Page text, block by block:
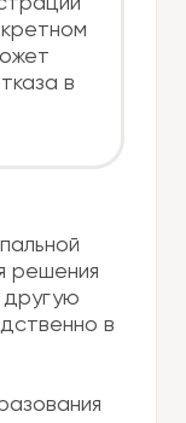
в
решения
другую
в